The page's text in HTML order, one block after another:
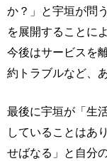
か？」と宇垣が問
を展開することに
今後はサービスを
約トラブルなど、
最後に宇垣が「生
していることはあ
せばなる」と自分